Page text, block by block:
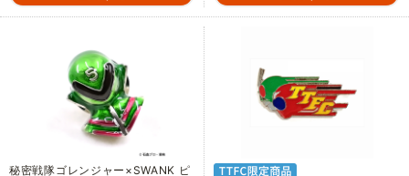
秘密戦隊ゴレンジャー×SWANK ピ